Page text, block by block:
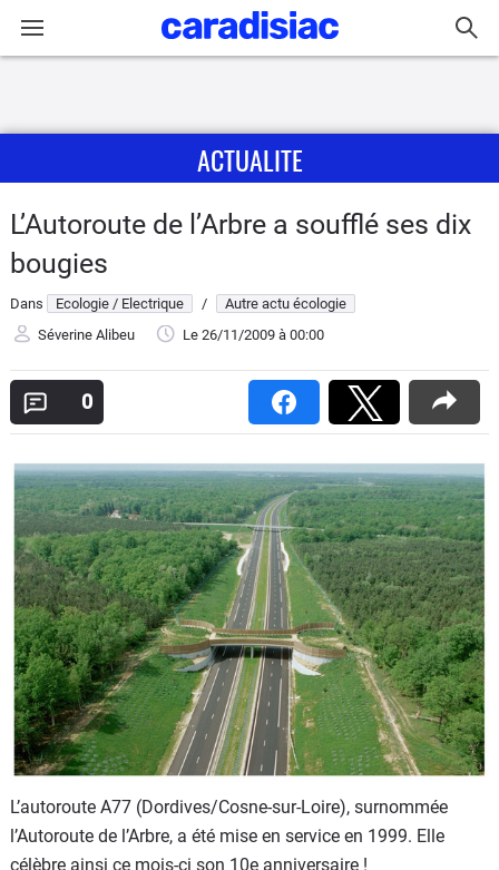
Actu
Essais
Guide
Electriques
Utilitaires
Flottes
Auto
Services
Forum
Moto
Marques
ACTUALITE
L’Autoroute de l’Arbre a soufflé ses dix
bougies
Dans Ecologie / Electrique /
Autre actu écologie
Séverine Alibeu
Le 26/11/2009 à 00:00
0
L’autoroute A77 (Dordives/Cosne-sur-Loire), surnommée
l’Autoroute de l’Arbre, a été mise en service en 1999. Elle
célèbre ainsi ce mois-ci son 10e anniversaire !